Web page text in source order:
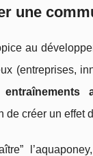
une
au
(entreprises,
entraînements
de créer un effet